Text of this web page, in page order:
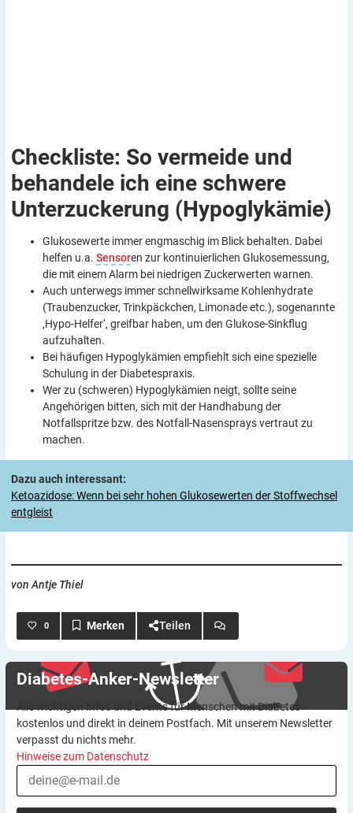
Checkliste: So vermeide und
behandele ich eine schwere
Unterzuckerung (Hypoglykämie)
Glukosewerte immer engmaschig im Blick behalten. Dabei
helfen u.a. Sensoren zur kontinuierlichen Glukosemessung,
die mit einem Alarm bei niedrigen Zuckerwerten warnen.
Auch unterwegs immer schnellwirksame Kohlenhydrate
(Traubenzucker, Trinkpäckchen, Limonade etc.), sogenannte
‚Hypo-Helfer‘, greifbar haben, um den Glukose-Sinkflug
aufzuhalten.
Bei häufigen Hypoglykämien empfiehlt sich eine spezielle
Schulung in der Diabetespraxis.
Wer zu (schweren) Hypoglykämien neigt, sollte seine
Angehörigen bitten, sich mit der Handhabung der
Notfallspritze bzw. des Notfall-Nasensprays vertraut zu
machen.
Dazu auch interessant:
Ketoazidose: Wenn bei sehr hohen Glukosewerten der Stoffwechsel
entgleist
von Antje Thiel
0 Teilen
Diabetes-Anker-Newsletter
Alle wichtigen Infos und Events für Menschen mit Diabetes –
kostenlos und direkt in deinem Postfach. Mit unserem Newsletter
verpasst du nichts mehr.
Hinweise zum Datenschutz